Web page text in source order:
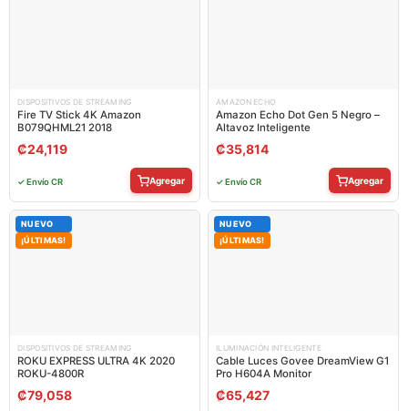
DISPOSITIVOS DE STREAMING
Fire TV Stick 4K Amazon
B079QHML21 2018
₡24,119
✓ Envío CR Agregar
AMAZON ECHO
Amazon Echo Dot Gen 5 Negro –
Altavoz Inteligente
₡35,814
✓ Envío CR Agregar
NUEVO
¡ÚLTIMAS!
DISPOSITIVOS DE STREAMING
ROKU EXPRESS ULTRA 4K 2020
ROKU-4800R
₡79,058
NUEVO
¡ÚLTIMAS!
ILUMINACIÓN INTELIGENTE
Cable Luces Govee DreamView G1
Pro H604A Monitor
₡65,427